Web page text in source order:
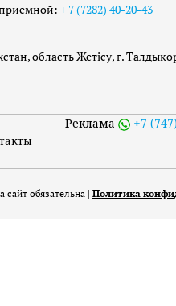
+ 7 (7282) 40-20-43
область Жетісу, г.
Реклама +7
обязательна | Политика